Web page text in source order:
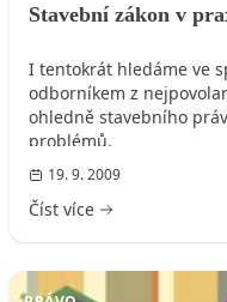
Stavební zákon v
I tentokrát hledáme ve
odborníkem z
ohledně stavebního
problémů.
19. 9. 2009
Číst více